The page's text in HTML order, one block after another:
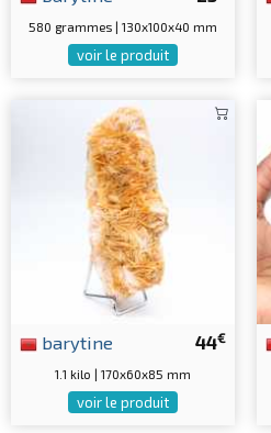
580 grammes | 130x100x40 mm
voir le produit
44€
barytine
1.1 kilo | 170x60x85 mm
voir le produit